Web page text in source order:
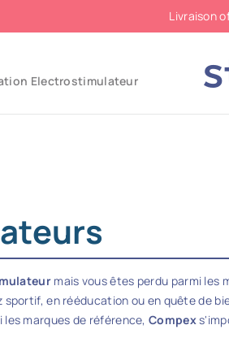
Livraison
Electrostimulateur
mais vous êtes perdu parmi les
sportif, en rééducation ou en quête de
les marques de référence,Compex